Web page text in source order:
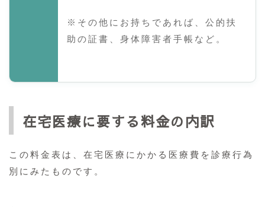
※その他にお持ちであれば、公的扶
助の証書、身体障害者手帳など。
在宅医療に要する料金の内訳
この料金表は、在宅医療にかかる医療費を診療行為
別にみたものです。